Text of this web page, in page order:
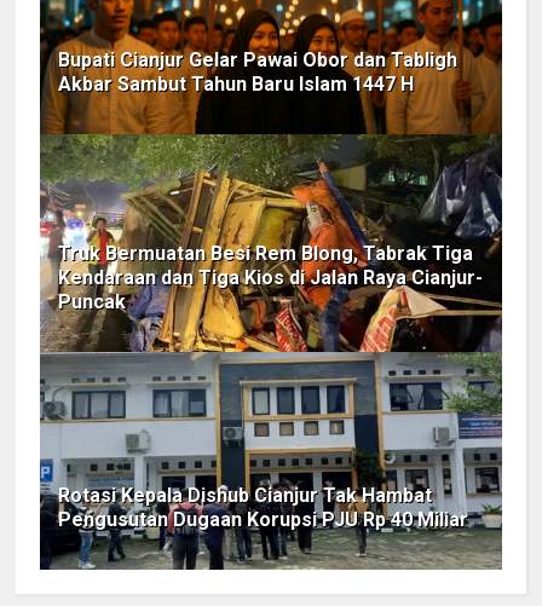
Bupati Cianjur Gelar Pawai Obor dan Tabligh
Akbar Sambut Tahun Baru Islam 1447 H
Truk Bermuatan Besi Rem Blong, Tabrak Tiga
Kendaraan dan Tiga Kios di Jalan Raya Cianjur-
Puncak
Rotasi Kepala Dishub Cianjur Tak Hambat
Pengusutan Dugaan Korupsi PJU Rp 40 Miliar